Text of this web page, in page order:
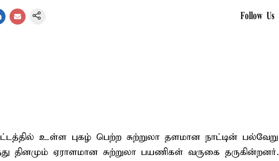
Follow Us
உள்ள புகழ் பெற்ற சுற்றுலா தளமான நாட்டின் பல்வேறு
தினமும் ஏராளமான சுற்றுலா பயணிகள் வருகை தருகின்றனர்.